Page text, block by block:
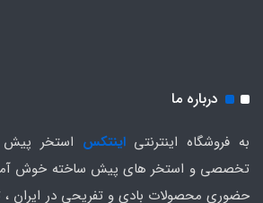
درباره ما
به فروشگاه اینترنتیاینتکس استخر
تخصصی و استخر های پیش ساخته خوش
حضوری محصولات بادی و تفریحی در ایران ،